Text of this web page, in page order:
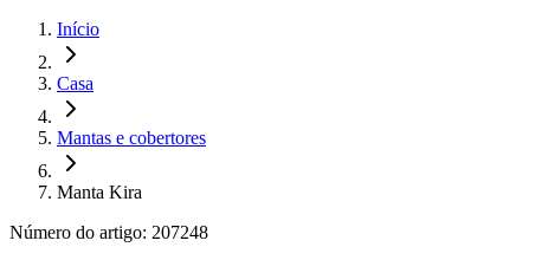
Início
Casa
Mantas e cobertores
Manta Kira
Número do artigo: 207248